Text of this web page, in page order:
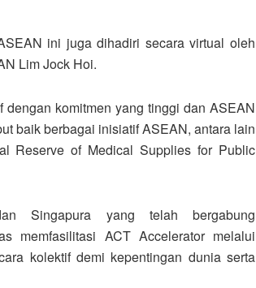
ini juga dihadiri secara virtual oleh
Lim Jock Hoi.
komitmen yang tinggi dan ASEAN
baik berbagai inisiatif ASEAN, antara lain
Reserve of Medical Supplies for Public
Singapura yang telah bergabung
memfasilitasi ACT Accelerator melalui
kolektif demi kepentingan dunia serta